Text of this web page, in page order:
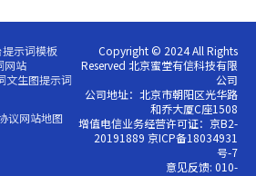
提示词模板
网站
文生图提示词
议网站地图
Copyright © 2024 All Rights
Reserved 北京蜜堂有信科技有限
公司
公司地址：北京市朝阳区光华路
和乔大厦C座1508
增值电信业务经营许可证：京B2-
20191889 京ICP备18034931
号-7
意见反馈: 010-